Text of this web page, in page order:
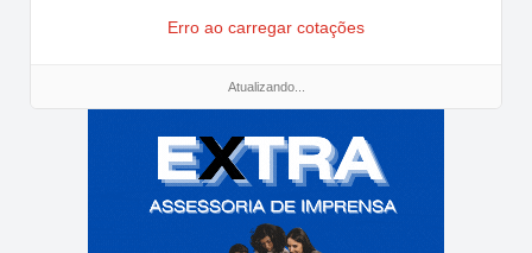
Erro ao carregar cotações
Atualizando...